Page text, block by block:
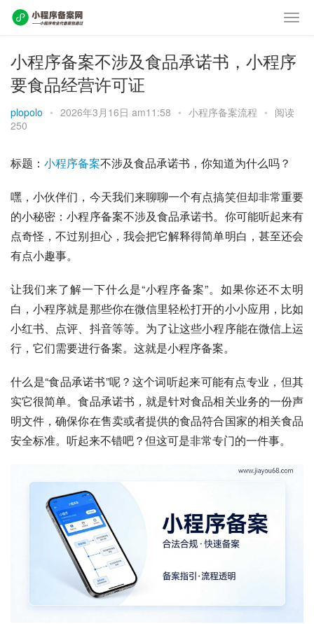
小程序备案不涉及食品承诺书，小程序
要食品经营许可证
plopolo • 2026年3月16日 am11:58 • 小程序备案流程 • 阅读
250
标题： 小程序备案不涉及食品承诺书，你知道为什么吗？
嘿，小伙伴们，今天我们来聊聊一个有点搞笑但却非常重要
的小秘密：小程序备案不涉及食品承诺书。你可能听起来有
点奇怪，不过别担心，我会把它解释得简单明白，甚至还会
有点小趣事。
让我们来了解一下什么是“小程序备案”。如果你还不太明
白，小程序就是那些你在微信里轻松打开的小小应用，比如
小红书、点评、抖音等等。为了让这些小程序能在微信上运
行，它们需要进行备案。这就是小程序备案。
什么是“食品承诺书”呢？这个词听起来可能有点专业，但其
实它很简单。食品承诺书，就是针对食品相关业务的一份声
明文件，确保你在售卖或者提供的食品符合国家的相关食品
安全标准。听起来不错吧？但这可是非常专门的一件事。